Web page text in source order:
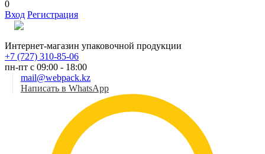
0
Вход Регистрация
Интернет-магазин упаковочной продукции
+7 (727) 310-85-06
пн-пт с 09:00 - 18:00
mail@webpack.kz
Написать в WhatsApp